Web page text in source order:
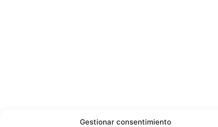
Gestionar consentimiento